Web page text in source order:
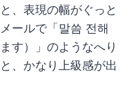
、表現の幅がぐっと
ールで「말씀 전해
す）」のようなへり
、かなり上級感が出